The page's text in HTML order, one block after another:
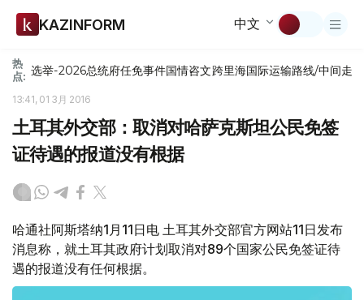
KAZINFORM 中文
热
点: 选举-2026总统府任免事件国情咨文跨里海国际运输路线/中间走廊
13:41, 01 3月 2016
土耳其外交部：取消对哈萨克斯坦公民免签
证待遇的报道没有根据
哈通社阿斯塔纳1月11日电 土耳其外交部官方网站11日发布
消息称，就土耳其政府计划取消对89个国家公民免签证待
遇的报道没有任何根据。